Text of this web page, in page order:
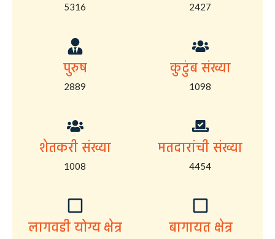
5316 2427
पुरुष
2889
कुटुंब संख्या
1098
शेतकरी संख्या
1008
मतदारांची संख्या
4454
लागवडी योग्य क्षेत्र बागायत क्षेत्र